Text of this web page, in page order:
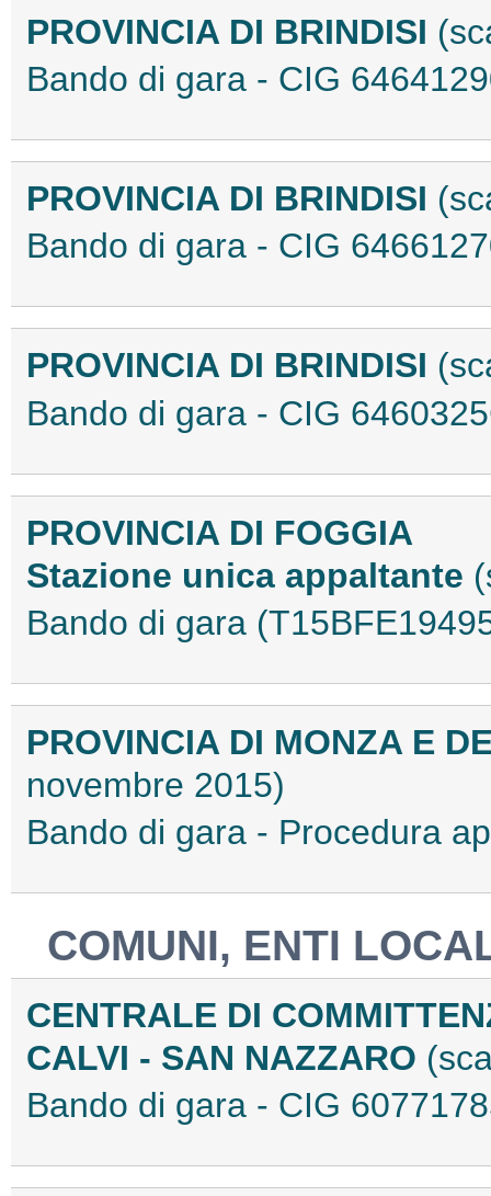
PROVINCIA DI BRINDISI
Bando di gara - CIG
PROVINCIA DI BRINDISI
Bando di gara - CIG
PROVINCIA DI BRINDISI
Bando di gara - CIG
PROVINCIA DI FOGGIA
Stazione unica appaltante
Bando di gara
PROVINCIA DI MONZA E
novembre 2015)
Bando di gara - Procedura
COMUNI, ENTI
CENTRALE DI
CALVI - SAN NAZZARO
Bando di gara - CIG